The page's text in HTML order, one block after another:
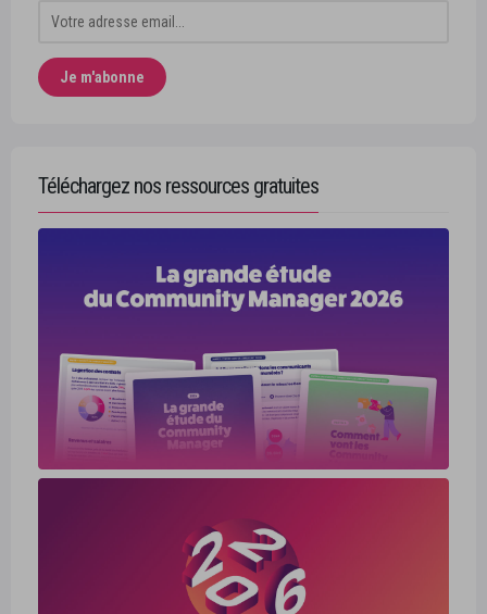
Téléchargez nos ressources gratuites